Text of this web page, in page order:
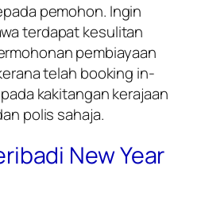
pemohon. Ingin
terdapat kesulitan
pembiayaan
telah booking in-
kakitangan kerajaan
polis sahaja.
New Year